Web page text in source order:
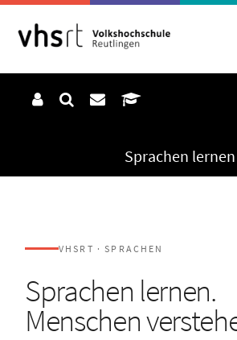
Sprachen lernen
VHSRT · SPRACHEN
Sprachen lernen.
Menschen